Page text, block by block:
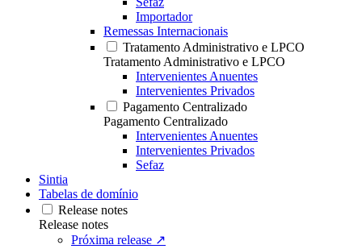
Importador
Remessas Internacionais
Tratamento Administrativo e LPCO
Tratamento Administrativo e LPCO
Intervenientes Anuentes
Intervenientes Privados
Pagamento Centralizado
Pagamento Centralizado
Intervenientes Anuentes
Intervenientes Privados
Sefaz
Sintia
Tabelas de domínio
Release notes
Release notes
Próxima release ↗